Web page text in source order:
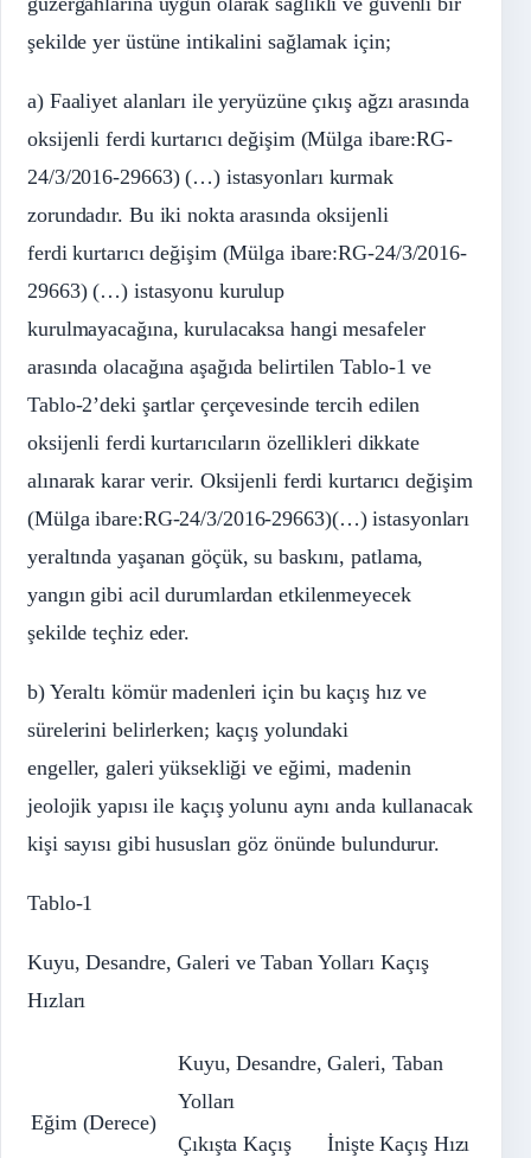
şekilde yer üstüne intikalini sağlamak için;
a) Faaliyet alanları ile yeryüzüne çıkış ağzı arasında
oksijenli ferdi kurtarıcı değişim (Mülga ibare:RG-
24/3/2016-29663) (…) istasyonları kurmak
zorundadır. Bu iki nokta arasında oksijenli
ferdi kurtarıcı değişim (Mülga ibare:RG-24/3/2016-
29663) (…) istasyonu kurulup
kurulmayacağına, kurulacaksa hangi mesafeler
arasında olacağına aşağıda belirtilen Tablo-1 ve
Tablo-2’deki şartlar çerçevesinde tercih edilen
oksijenli ferdi kurtarıcıların özellikleri dikkate
alınarak karar verir. Oksijenli ferdi kurtarıcı değişim
(Mülga ibare:RG-24/3/2016-29663)(…) istasyonları
yeraltında yaşanan göçük, su baskını, patlama,
yangın gibi acil durumlardan etkilenmeyecek
şekilde teçhiz eder.
b) Yeraltı kömür madenleri için bu kaçış hız ve
sürelerini belirlerken; kaçış yolundaki
engeller, galeri yüksekliği ve eğimi, madenin
jeolojik yapısı ile kaçış yolunu aynı anda kullanacak
kişi sayısı gibi hususları göz önünde bulundurur.
Tablo-1
Kuyu, Desandre, Galeri ve Taban Yolları Kaçış
Hızları
Eğim (Derece)
Kuyu, Desandre, Galeri, Taban
Yolları
Çıkışta Kaçış
İnişte Kaçış Hızı